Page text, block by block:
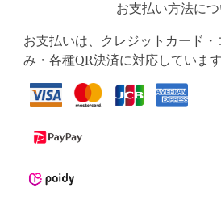
お支払い方法につ
お支払いは、クレジットカード
み・各種QR決済に対応しています